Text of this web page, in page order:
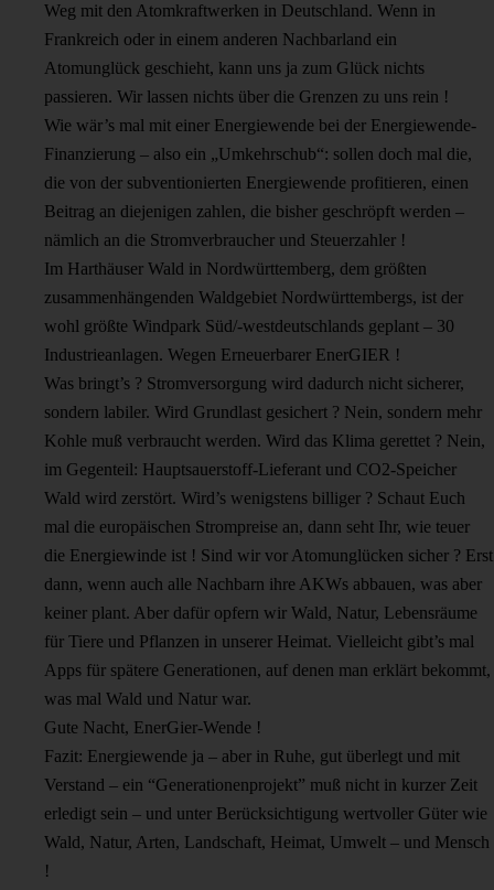
Weg mit den Atomkraftwerken in Deutschland. Wenn in
Frankreich oder in einem anderen Nachbarland ein
Atomunglück geschieht, kann uns ja zum Glück nichts
passieren. Wir lassen nichts über die Grenzen zu uns rein !
Wie wär’s mal mit einer Energiewende bei der Energiewende-
Finanzierung – also ein „Umkehrschub“: sollen doch mal die,
die von der subventionierten Energiewende profitieren, einen
Beitrag an diejenigen zahlen, die bisher geschröpft werden –
nämlich an die Stromverbraucher und Steuerzahler !
Im Harthäuser Wald in Nordwürttemberg, dem größten
zusammenhängenden Waldgebiet Nordwürttembergs, ist der
wohl größte Windpark Süd/-westdeutschlands geplant – 30
Industrieanlagen. Wegen Erneuerbarer EnerGIER !
Was bringt’s ? Stromversorgung wird dadurch nicht sicherer,
sondern labiler. Wird Grundlast gesichert ? Nein, sondern mehr
Kohle muß verbraucht werden. Wird das Klima gerettet ? Nein,
im Gegenteil: Hauptsauerstoff-Lieferant und CO2-Speicher
Wald wird zerstört. Wird’s wenigstens billiger ? Schaut Euch
mal die europäischen Strompreise an, dann seht Ihr, wie teuer
die Energiewinde ist ! Sind wir vor Atomunglücken sicher ? Erst
dann, wenn auch alle Nachbarn ihre AKWs abbauen, was aber
keiner plant. Aber dafür opfern wir Wald, Natur, Lebensräume
für Tiere und Pflanzen in unserer Heimat. Vielleicht gibt’s mal
Apps für spätere Generationen, auf denen man erklärt bekommt,
was mal Wald und Natur war.
Gute Nacht, EnerGier-Wende !
Fazit: Energiewende ja – aber in Ruhe, gut überlegt und mit
Verstand – ein “Generationenprojekt” muß nicht in kurzer Zeit
erledigt sein – und unter Berücksichtigung wertvoller Güter wie
Wald, Natur, Arten, Landschaft, Heimat, Umwelt – und Mensch
!